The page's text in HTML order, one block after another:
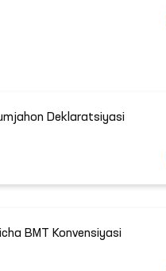
Deklaratsiyasi
BMT Konvensiyasi